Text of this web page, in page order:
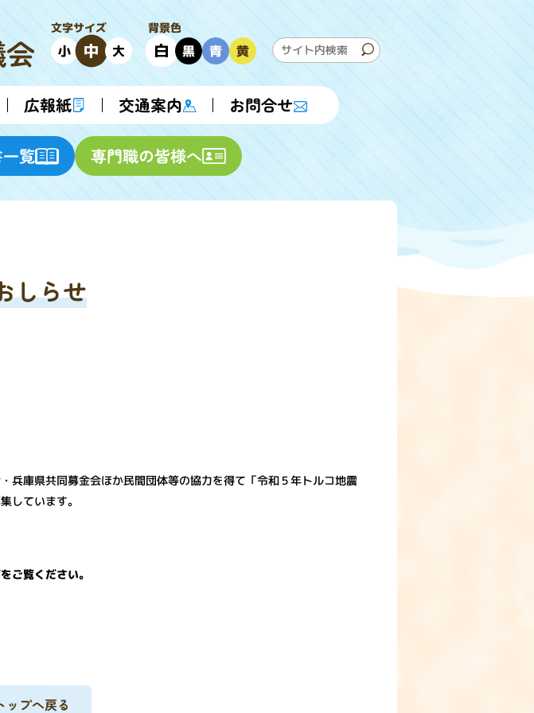
文字サイズ
小 中 大
背景色
白 黒 青 黄
広報紙 交通案内 お問合せ
覧 専門職の皆様へ
しらせ
兵庫県共同募金会ほか民間団体等の協力を得て「令和５年トルコ地震
しています。
覧ください。
ップへ戻る